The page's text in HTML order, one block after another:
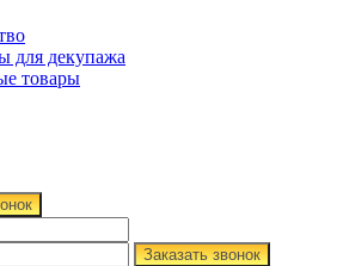
для декупажа
товары
Заказать звонок